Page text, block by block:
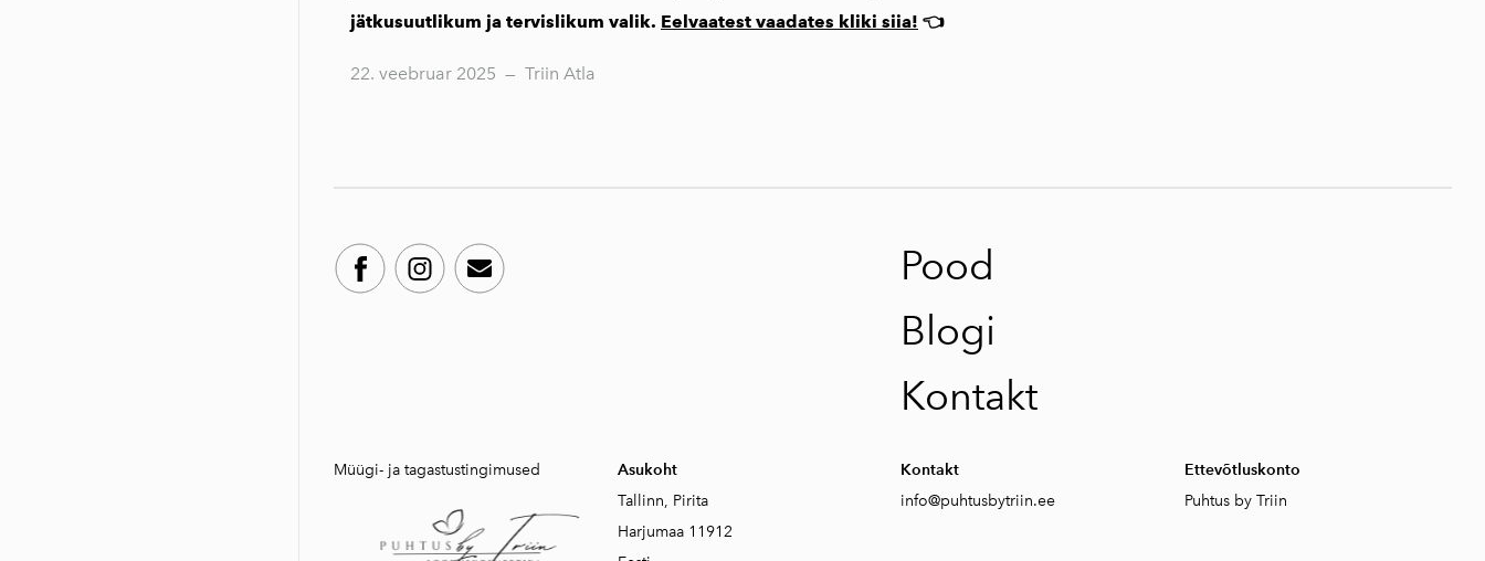
jätkusuutlikum ja tervislikum valik. Eelvaatest vaadates kliki siia! 👈
22. veebruar 2025 — Triin Atla
Pood
Blogi
Kontakt
Müügi- ja tagastustingimused
Asukoht
Tallinn, Pirita
Harjumaa 11912
Kontakt
info@puhtusbytriin.ee
Ettevõtluskonto
Puhtus by Triin